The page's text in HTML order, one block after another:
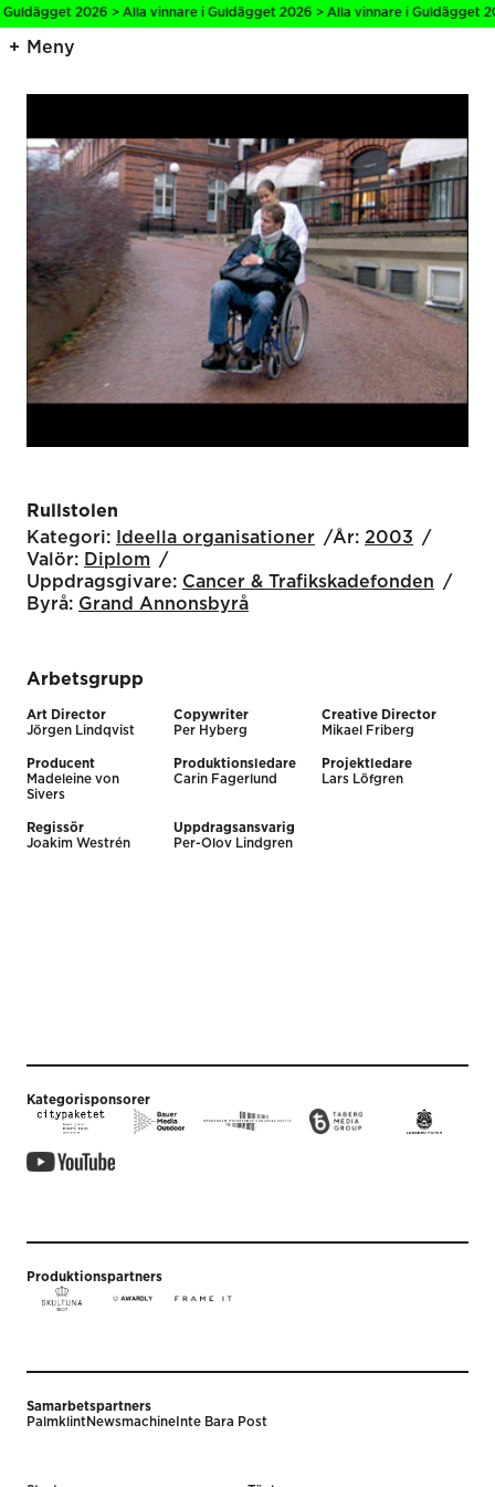
2026 > Alla vinnare i Guldägget 2026 > Alla vinnare i Guldägget
Meny
Rullstolen
Kategori:
Ideella organisationer År: 2003
Valör: Diplom
Uppdragsgivare: Cancer & Trafikskadefonden
Byrå: Grand Annonsbyrå
Arbetsgrupp
Art Director
Jörgen Lindqvist
Copywriter
Per Hyberg
Creative Director
Mikael Friberg
Producent
Madeleine von
Sivers
Produktionsledare
Carin Fagerlund
Projektledare
Lars Löfgren
Regissör
Joakim Westrén
Uppdragsansvarig
Per-Olov Lindgren
Kategorisponsorer
Produktionspartners
Samarbetspartners
PalmklintNewsmachine Inte Bara Post